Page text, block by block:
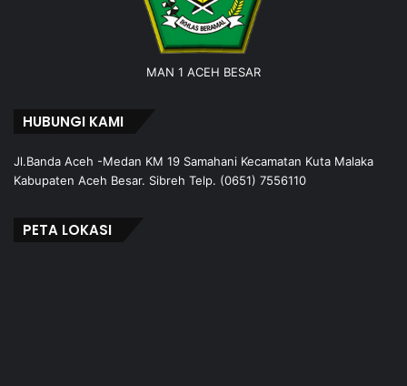
MAN 1 ACEH BESAR
HUBUNGI KAMI
Jl.Banda Aceh -Medan KM 19 Samahani Kecamatan Kuta Malaka
Kabupaten Aceh Besar. Sibreh Telp. (0651) 7556110
PETA LOKASI